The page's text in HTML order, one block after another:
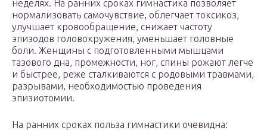
неделях. На ранних сроках гимнастика позволяет
нормализовать самочувствие, облегчает токсикоз,
улучшает кровообращение, снижает частоту
эпизодов головокружения, уменьшает головные
боли. Женщины с подготовленными мышцами
тазового дна, промежности, ног, спины рожают легче
и быстрее, реже сталкиваются с родовыми травмами,
разрывами, необходимостью проведения
эпизиотомии.
На ранних сроках польза гимнастики очевидна: